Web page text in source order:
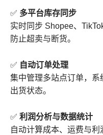
✅ 多平台库存同步
实时同步 Shopee、TikTok
防止超卖与断货。
✅ 自动订单处理
集中管理多站点订单，
出货状态。
✅ 利润分析与数据统计
自动计算成本、运费与